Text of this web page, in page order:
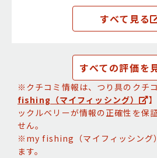
すべて見る
すべての評価を
※クチコミ情報は、つり具のクチ
fishing（マイフィッシング）
ックルベリーが情報の正確性を保
せん。
※my fishing（マイフィッシング
ます。